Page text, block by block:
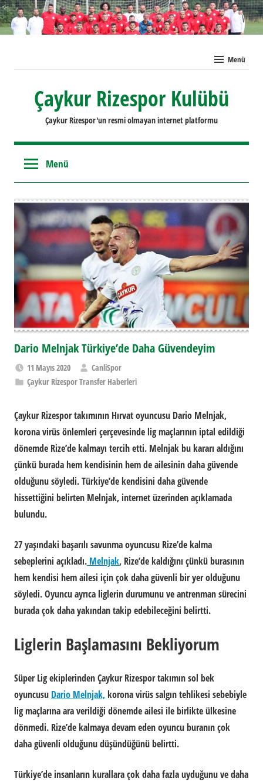
İçeriğe
geç
Menü
Çaykur Rizespor Kulübü
Çaykur Rizespor'un resmi olmayan internet platformu
Menü
Dario Melnjak Türkiye’de Daha Güvendeyim
11 Mayıs 2020
CanliSpor
Çaykur Rizespor Transfer Haberleri
Çaykur Rizesportakımının Hırvat oyuncusu Dario Melnjak,
korona virüs önlemleri çerçevesinde lig maçlarının iptal edildiği
dönemde Rize’de kalmayı tercih etti. Melnjak bu kararı aldığını
çünkü burada hem kendisinin hem de ailesinin daha güvende
olduğunu söyledi. Türkiye’de kendisini daha güvende
hissettiğini belirten Melnjak, internet üzerinden açıklamada
bulundu.
27 yaşındaki başarılı savunma oyuncusu Rize’de kalma
sebeplerini açıkladı. Melnjak, Rize’de kaldığını çünkü burasının
hem kendisi hem ailesi için çok daha güvenli bir yer olduğunu
söyledi. Oyuncu ayrıca liglerin durumunu ve antrenman sürecini
burada çok daha yakından takip edebileceğini belirtti.
Liglerin Başlamasını Bekliyorum
Süper Lig ekiplerindenÇaykur Rizespor takımın sol bek
oyuncusu Dario Melnjak, korona virüs salgın tehlikesi sebebiyle
lig maçlarına ara verildiği dönemde ailesi ile birlikte ülkesine
dönmedi. Rize’de kalmaya devam eden oyuncu buranın çok
daha güvenli olduğunu düşündüğünü belirtti.
Türkiye’de insanların kurallara çok daha fazla uyduğunu ve daha